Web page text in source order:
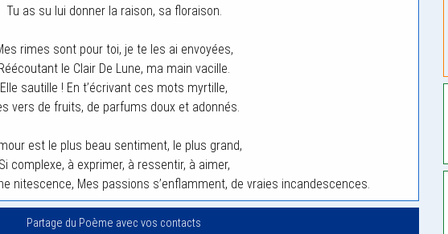
Tu as su lui donner la raison, sa floraison.
rimes sont pour toi, je te les ai envoyées,
le Clair De Lune, ma main vacille.
Elle sautille ! En t’écrivant ces mots myrtille,
vers de fruits, de parfums doux et adonnés.
est le plus beau sentiment, le plus grand,
Si complexe, à exprimer, à ressentir, à aimer,
nitescence, Mes passions s’enflamment, de vraies incandescences.
Partage du Poème avec vos contacts